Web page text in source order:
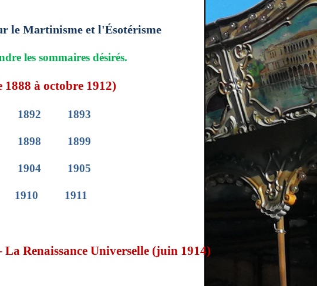
le Martinisme et l'Ésotérisme
les sommaires désirés.
à octobre 1912)
1892 1893
1898 1899
1904 1905
1910 1911
La Renaissance Universelle (juin 1914)